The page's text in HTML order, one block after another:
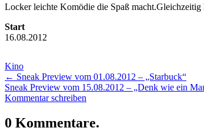
Locker leichte Komödie die Spaß macht.Gleichzeitig
Start
16.08.2012
Kino
← Sneak Preview vom 01.08.2012 – „Starbuck“
Sneak Preview vom 15.08.2012 – „Denk wie ein
Kommentar schreiben
0 Kommentare.